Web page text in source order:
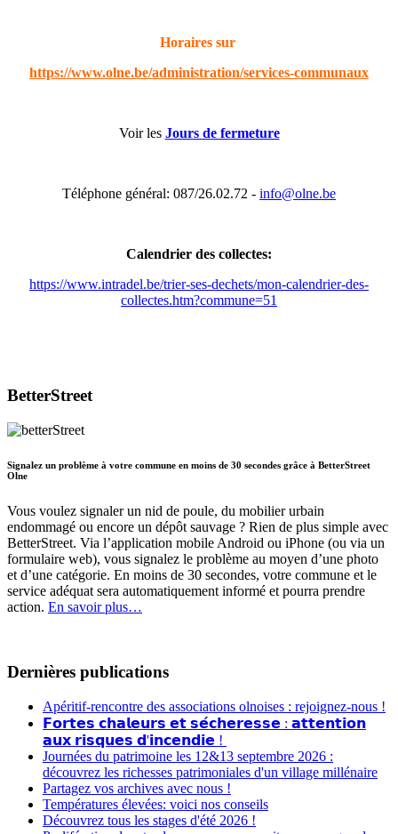
Horaires sur
https://www.olne.be/administration/services-communaux
Voir les Jours de fermeture
Téléphone général: 087/26.02.72 - info@olne.be
Calendrier des collectes:
https://www.intradel.be/trier-ses-dechets/mon-calendrier-des-
collectes.htm?commune=51
BetterStreet
Signalez un problème à votre commune en moins de 30 secondes grâce à BetterStreet
Olne
Vous voulez signaler un nid de poule, du mobilier urbain
endommagé ou encore un dépôt sauvage ? Rien de plus simple avec
BetterStreet. Via l’application mobile Android ou iPhone (ou via un
formulaire web), vous signalez le problème au moyen d’une photo
et d’une catégorie. En moins de 30 secondes, votre commune et le
service adéquat sera automatiquement informé et pourra prendre
action. En savoir plus…
Dernières publications
Apéritif-rencontre des associations olnoises : rejoignez-nous !
𝗙𝗼𝗿𝘁𝗲𝘀 𝗰𝗵𝗮𝗹𝗲𝘂𝗿𝘀 𝗲𝘁 𝘀𝗲́𝗰𝗵𝗲𝗿𝗲𝘀𝘀𝗲 : 𝗮𝘁𝘁𝗲𝗻𝘁𝗶𝗼𝗻
𝗮𝘂𝘅 𝗿𝗶𝘀𝗾𝘂𝗲𝘀 𝗱'𝗶𝗻𝗰𝗲𝗻𝗱𝗶𝗲 !
Journées du patrimoine les 12&13 septembre 2026 :
découvrez les richesses patrimoniales d'un village millénaire
Partagez vos archives avec nous !
Températures élevées: voici nos conseils
Découvrez tous les stages d'été 2026 !